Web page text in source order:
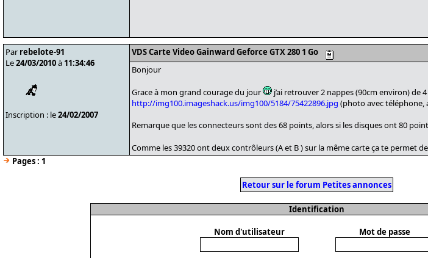
Par rebelote-91
Le24/03/2010à 11:34:46
Inscription : le24/02/2007
VDS Carte Video Gainward Geforce GTX 280 1 Go
Bonjour
Grace à mon grand courage du jour
j’ai retrouver 2 nappes (90cm environ) de
http://img100.imageshack.us/img100/5184/75422896.jpg (photo avec téléphone,
Remarque que les connecteurs sont des 68 points, alors si les disques ont 80
Comme les 39320 ont deux contrôleurs (A et B ) sur la même carte ça te permet
Pages : 1
Retour sur le forum Petites annonces
Identification
Nom d'utilisateur Mot de passe